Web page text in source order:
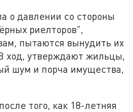
о давлении со стороны
риелторов",
пытаются вынудить их
ход, утверждают жильцы,
шум и порча имущества,
того, как 18-летняя